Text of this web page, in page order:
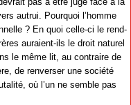
autrui. Pourquoi l’homme
? En quoi celle-ci le rend-
auraient-ils le droit naturel
le même lit, au contraire de
de renverser une société
où l’un ne semble pas